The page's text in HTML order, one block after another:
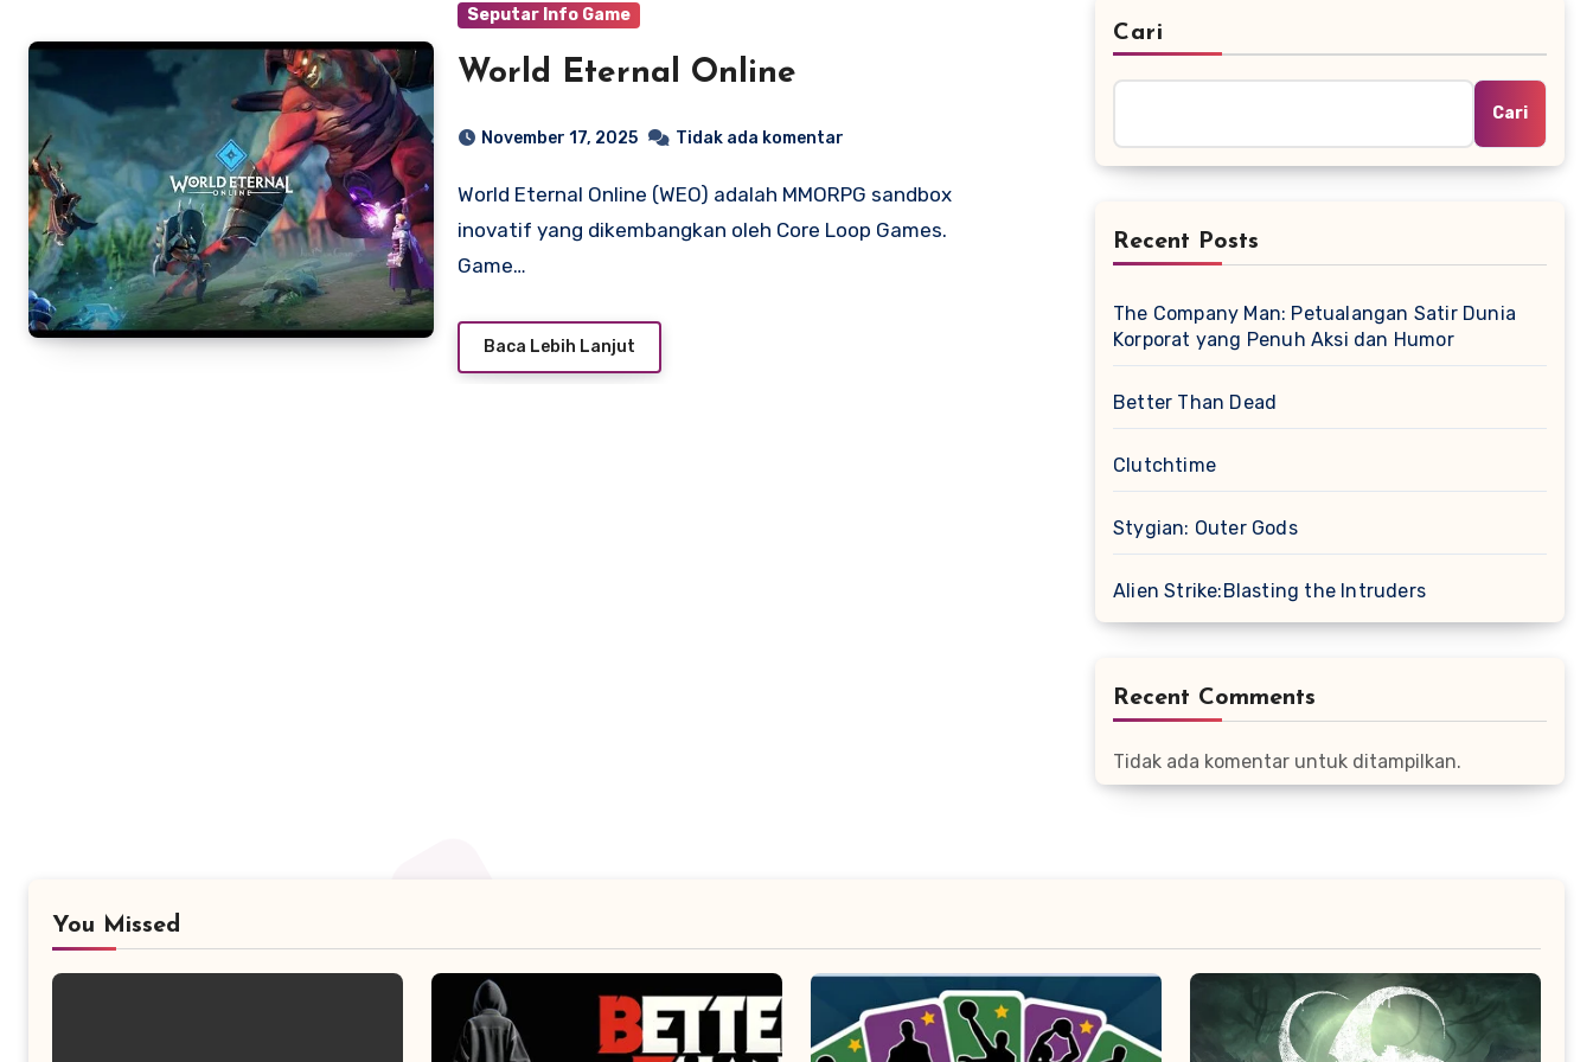
Seputar Info Game
World Eternal Online
November 17, 2025 Tidak ada komentar
World Eternal Online (WEO) adalah MMORPG sandbox
inovatif yang dikembangkan oleh Core Loop Games.
Game…
Baca Lebih Lanjut
Cari
Cari
Recent Posts
The Company Man: Petualangan Satir Dunia
Korporat yang Penuh Aksi dan Humor
Better Than Dead
Clutchtime
Stygian: Outer Gods
Alien Strike:Blasting the Intruders
Recent Comments
Tidak ada komentar untuk ditampilkan.
You Missed